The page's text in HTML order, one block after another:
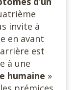
invite à
en avant
est
à une
humaine »